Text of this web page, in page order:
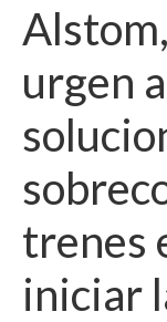
urgen
trenes
iniciar